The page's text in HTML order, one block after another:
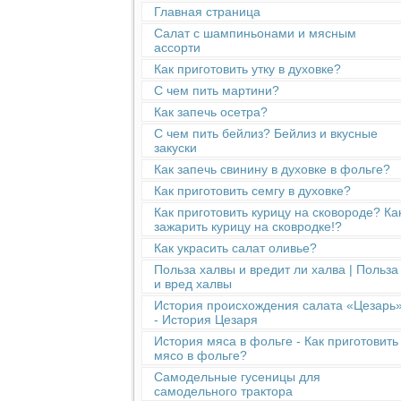
Главная страница
Салат с шампиньонами и мясным
ассорти
Как приготовить утку в духовке?
С чем пить мартини?
Как запечь осетра?
С чем пить бейлиз? Бейлиз и вкусные
закуски
Как запечь свинину в духовке в фольге?
Как приготовить семгу в духовке?
Как приготовить курицу на сковороде?
зажарить курицу на сковродке!?
Как украсить салат оливье?
Польза халвы и вредит ли халва | Польза
и вред халвы
История происхождения салата
- История Цезаря
История мяса в фольге - Как приготовить
мясо в фольге?
Cамодельные гусеницы для
самодельного трактора